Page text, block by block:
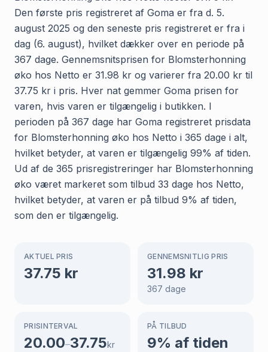
Den første pris registreret af Goma er fra d. 5.
august 2025 og den seneste pris registreret er fra i
dag (6. august), hvilket dækker over en periode på
367 dage. Gennemsnitsprisen for Blomsterhonning
øko hos Netto er 31.98 kr og varierer fra 20.00 kr til
37.75 kr i pris. Hver nat gemmer Goma prisen for
varen, hvis varen er tilgængelig i butikken. I
perioden på 367 dage har Goma registreret prisdata
for Blomsterhonning øko hos Netto i 365 dage i alt,
hvilket betyder, at varen er tilgængelig 99% af tiden.
Ud af de 365 prisregistreringer har Blomsterhonning
øko været markeret som tilbud 33 dage hos Netto,
hvilket betyder, at varen er på tilbud 9% af tiden,
som den er tilgængelig.
AKTUEL PRIS
37.75 kr
GENNEMSNITLIG PRIS
31.98 kr
367 dage
PRISINTERVAL
20.00–37.75kr
PÅ TILBUD
9% af tiden